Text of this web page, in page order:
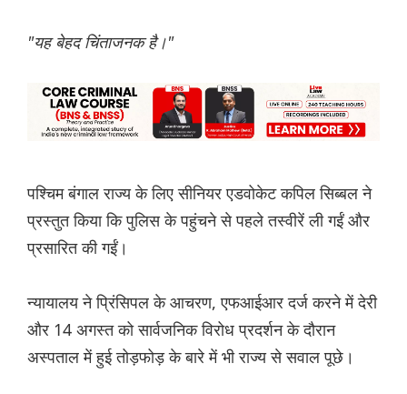
"यह बेहद चिंताजनक है।"
पश्चिम बंगाल राज्य के लिए सीनियर एडवोकेट कपिल सिब्बल ने
प्रस्तुत किया कि पुलिस के पहुंचने से पहले तस्वीरें ली गईं और
प्रसारित की गईं।
न्यायालय ने प्रिंसिपल के आचरण, एफआईआर दर्ज करने में देरी
और 14 अगस्त को सार्वजनिक विरोध प्रदर्शन के दौरान
अस्पताल में हुई तोड़फोड़ के बारे में भी राज्य से सवाल पूछे।